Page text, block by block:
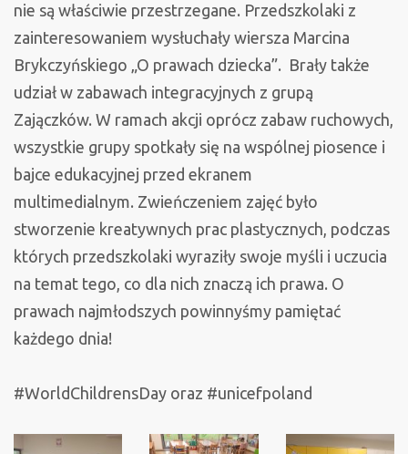
nie są właściwie przestrzegane. Przedszkolaki z
zainteresowaniem wysłuchały wiersza Marcina
Brykczyńskiego „O prawach dziecka”. Brały także
udział w zabawach integracyjnych z grupą
Zajączków. W ramach akcji oprócz zabaw ruchowych,
wszystkie grupy spotkały się na wspólnej piosence i
bajce edukacyjnej przed ekranem
multimedialnym. Zwieńczeniem zajęć było
stworzenie kreatywnych prac plastycznych, podczas
których przedszkolaki wyraziły swoje myśli i uczucia
na temat tego, co dla nich znaczą ich prawa. O
prawach najmłodszych powinnyśmy pamiętać
każdego dnia!
#WorldChildrensDay oraz #unicefpoland